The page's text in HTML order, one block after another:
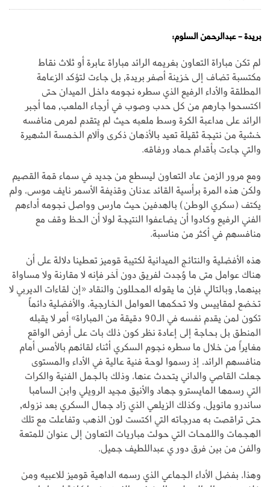
بريدة - عبدالرحمن السلوم:
لم تكن مباراة التعاون بغريمه الرائد مباراة عابرة أو ثلاث نقاط
مكتسبة تضاف إلى خزينة أصفر بريدة, بل جاءت لتؤكد الزعامة
المطلقة والأداء الرفيع الذي سطره نجومه داخل الميدان حتى
اكتسحوا جارهم من كل حدب وصوب في أرجاء الملعب, مما أجبر
الرائد على مداعبة الكرة وسط ملعبه حيث لم يتقدم لمرمى منافسه
خشية من نتيجة ثقيلة تعيد بالأذهان ذكرى وآلام الخمسة الشهيرة
والتي جاءت بأقدام حماد ورفاقه.
ومع مرور الزمن عاد التعاون ليسطع من جديد في سماء قمة القصيم
ولكن هذه المرة برأسية القائد عدنان وقذيفة الأسمر نايف موسى، ولم
يكتف (سكري الوطن) بالهدفين حيث مارس وواصل نجومه أداءهم
الفني الرفيع وكادوا أن يضاعفوا النتيجة لولا أن الحظ وقف مع
منافسهم في أكثر من مناسبة.
هذه الأفضلية والنتائج الميدانية لكتيبة قوميز تعطينا دلالة على أن
هناك عوامل متى ما وُجدت لفريق دون آخر فإنه لا مقارنة ولا مساواة
بينهما, وبالتالي فإن ما يقوله المحللون والنقاد «إن لقاءات الديربي لا
تخضع لمقاييس ولا تحكمها العوامل الخارجية، والأفضلية دائماً
تكون لمن يقدم نفسه في الـ90 دقيقة من المباراة» أمر لا يقبله
المنطق بل بحاجة إلى إعادة نظر كون ذلك بات على أرض الواقع
مغايراً من خلال ما سطره نجوم السكري أثناء لقائهم بالأمس أمام
منافسهم الرائد، إذ رسموا لوحة فنية عالية في الأداء والمستوى
جعلت القاصي والداني يتحدث عنها، وذلك بالجمل الفنية والكرات
التي رسمها المايسترو جهاد والأنيق مجيد الرويلي وابن السامبا
ساندرو مانويل، وكذلك الزيلعي الذي زاد جمال السكري بعد نزوله,
حتى تراقصت به مدرجاته التي اكتست لون الذهب وتفاعلت مع تلك
الهجمات واللمحات التي حولت مباريات التعاون إلى عنوان للمتعة
والفن من بين فرق دور ي عبداللطيف جميل.
وهذا، بفضل الأداء الجماعي الذي رسمه الداهية قوميز للاعبيه ومن